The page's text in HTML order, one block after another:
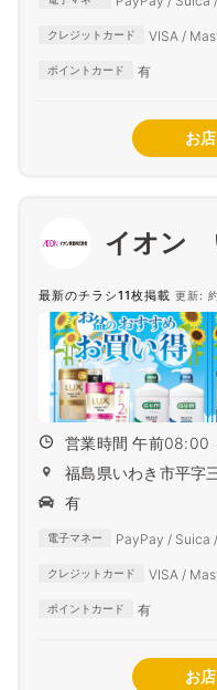
クレジットカード
VISA /
ポイントカード 有
お
イオン
最新のチラシ11枚掲載 更新:
営業時間 午前08:00
福島県いわき市平字
有
電子マネー PayPay / Suica
クレジットカード
VISA /
ポイントカード 有
お